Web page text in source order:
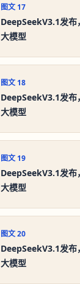
图文 17
DeepSeekV3.1发布
大模型
图文 18
DeepSeekV3.1发布
大模型
图文 19
DeepSeekV3.1发布
大模型
图文20
DeepSeekV3.1发布
大模型